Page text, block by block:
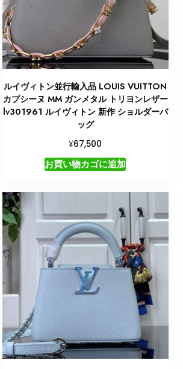
ルイヴィトン並行輸入品 LOUIS VUITTON
カプシーヌ MM ガンメタル トリヨンレザー
lv301961 ルイヴィトン 新作 ショルダーバ
ッグ
¥67,500
お買い物カゴに追加